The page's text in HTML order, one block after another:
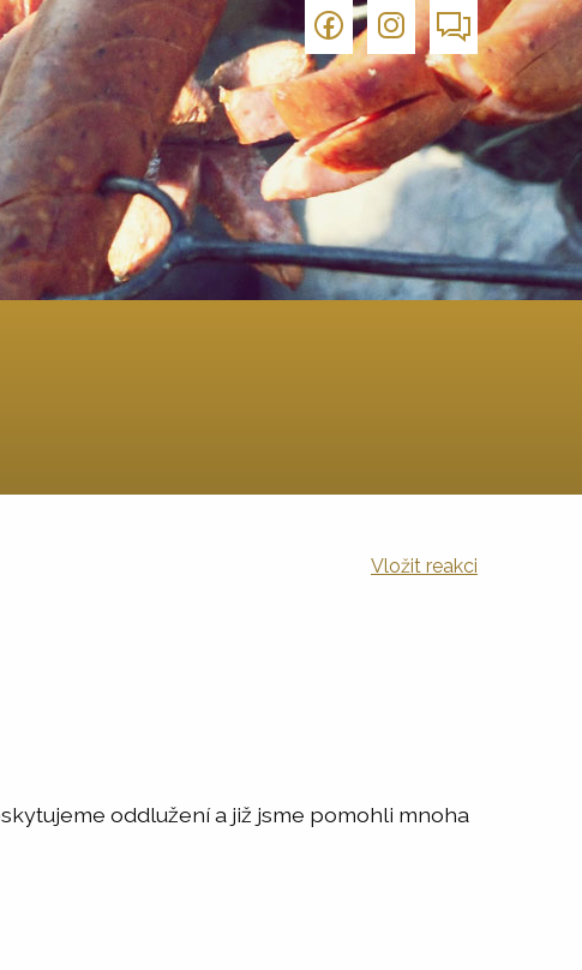
Vložit reakci
oddlužení a již jsme pomohli mnoha